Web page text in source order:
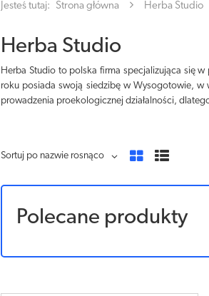
Jesteś tutaj: Strona główna Herba Studio
Herba Studio
Herba Studio to polska firma specjalizująca się
roku posiada swoją siedzibę w Wysogotowie,
prowadzenia proekologicznej działalności,
Sortuj po nazwie rosnąco
Polecane produkty